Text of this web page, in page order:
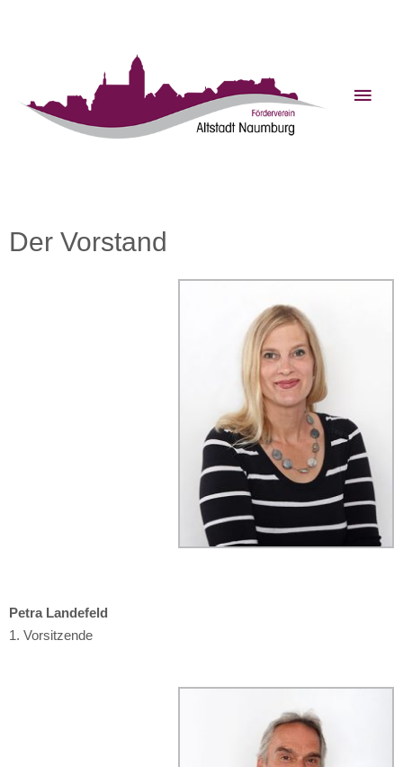
Der Vorstand
Petra Landefeld
1. Vorsitzende